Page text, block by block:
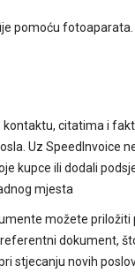
pomoću
citatima i
Uz SpeedInvoice
kupce ili dodali
mjesta
možete priložiti
referentni dokument,
stjecanju novih